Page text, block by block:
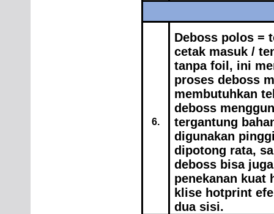
6.
Deboss polos =
cetak masuk /
tanpa foil, ini
proses deboss
membutuhkan
deboss
tergantung
digunakan
dipotong rata,
deboss bisa
penekanan kuat
klise hotprint
dua sisi.